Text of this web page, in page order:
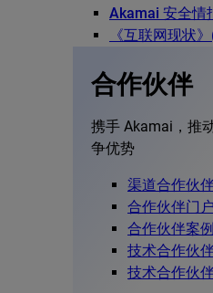
Akamai 安全情
《互联网现状
合作伙伴
携手 Akamai，推
争优势
渠道合作伙
合作伙伴门户
合作伙伴案例
技术合作伙
技术合作伙